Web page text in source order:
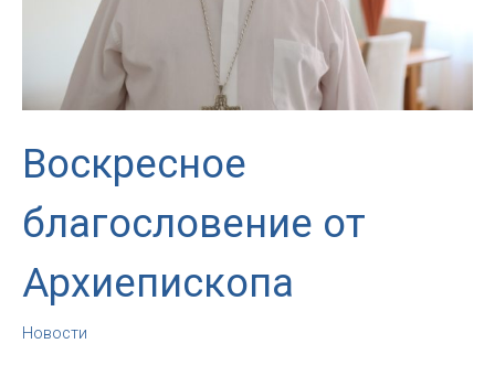
Воскресное
благословение от
Архиепископа
Новости